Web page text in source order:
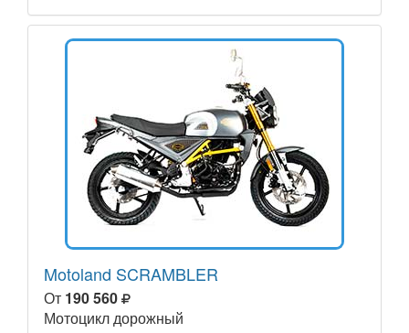
Motoland SCRAMBLER
От 190 560
Мотоцикл дорожный